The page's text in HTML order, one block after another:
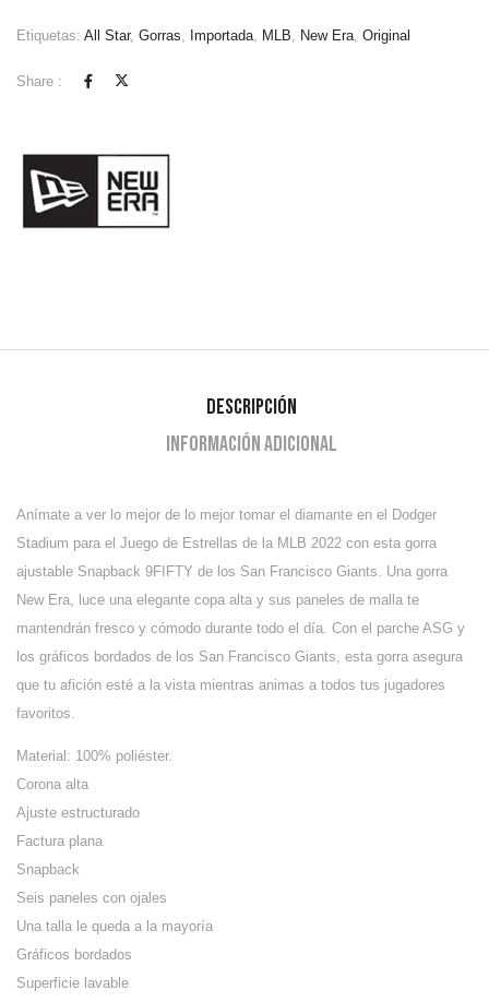
Etiquetas: All Star, Gorras, Importada, MLB, New Era, Original
Share :
Descripción
Información adicional
Anímate a ver lo mejor de lo mejor tomar el diamante en el Dodger
Stadium para el Juego de Estrellas de la MLB 2022 con esta gorra
ajustable Snapback 9FIFTY de los San Francisco Giants. Una gorra
New Era, luce una elegante copa alta y sus paneles de malla te
mantendrán fresco y cómodo durante todo el día. Con el parche ASG y
los gráficos bordados de los San Francisco Giants, esta gorra asegura
que tu afición esté a la vista mientras animas a todos tus jugadores
favoritos.
Material: 100% poliéster.
Corona alta
Ajuste estructurado
Factura plana
Snapback
Seis paneles con ojales
Una talla le queda a la mayoría
Gráficos bordados
Superficie lavable